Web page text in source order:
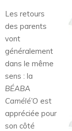
Les retours
des parents
vont
généralement
dans le même
sens : la
BÉABA
Camélé’O est
appréciée pour
son côté